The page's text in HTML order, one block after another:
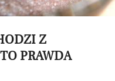
Z
PRAWDA